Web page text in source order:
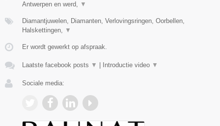
Antwerpen en werd, ▼
Diamantjuwelen, Diamanten, Verlovingsringen, Oorbellen,
Halskettingen, ▼
Er wordt gewerkt op afspraak.
Laatste facebook posts ▼ Introductie video ▼
Sociale media: